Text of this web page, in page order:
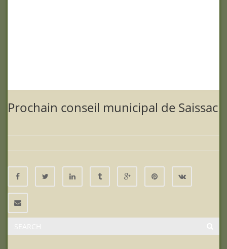
Prochain conseil municipal de Saissac